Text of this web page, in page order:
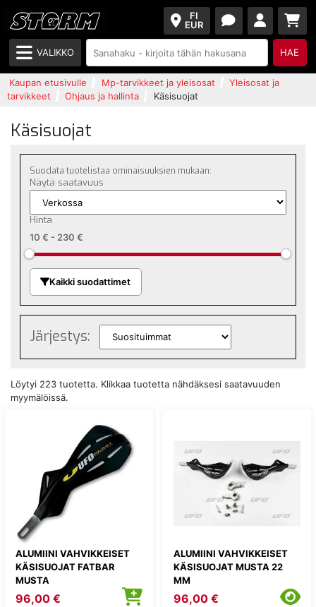
FI
EUR
VALIKKO HAE
Kaupan etusivulle Mp-tarvikkeet ja yleisosat
Yleisosat ja
tarvikkeet
Ohjaus ja hallinta Käsisuojat
Käsisuojat
Suodata tuotelistaa ominaisuuksien mukaan:
Näytä saatavuus
Hinta
10 € - 230 €
Kaikki suodattimet
Järjestys:
Löytyi 223 tuotetta. Klikkaa tuotetta nähdäksesi saatavuuden
myymälöissä.
ALUMIINI VAHVIKKEISET
KÄSISUOJAT FATBAR
MUSTA
96,00 €
ALUMIINI VAHVIKKEISET
KÄSISUOJAT MUSTA 22
MM
96,00 €